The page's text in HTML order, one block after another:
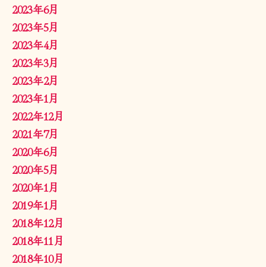
2023年6月
2023年5月
2023年4月
2023年3月
2023年2月
2023年1月
2022年12月
2021年7月
2020年6月
2020年5月
2020年1月
2019年1月
2018年12月
2018年11月
2018年10月